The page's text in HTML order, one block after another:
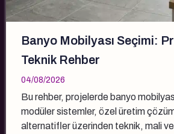
Banyo Mobilyası Seçimi:
Teknik Rehber
04/08/2026
Bu rehber, projelerde banyo
modüler sistemler, özel üretim
alternatifler üzerinden teknik, mali